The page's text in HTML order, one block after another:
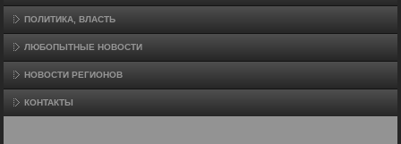
ПОЛИТИКА, ВЛАСТЬ
ЛЮБОПЫТНЫЕ НОВОСТИ
НОВОСТИ РЕГИОНОВ
КОНТАКТЫ